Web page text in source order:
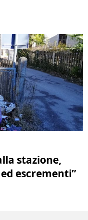
stazione,
escrementi”